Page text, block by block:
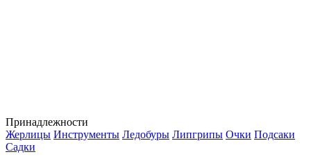
Принадлежности
Жерлицы Инструменты Ледобуры Липгрипы Очки Подсаки
Садки